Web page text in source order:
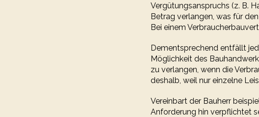
Vergütungsanspruchs (z. B.
Betrag verlangen, was für
Bei einem
Dementsprechend entfällt
Möglichkeit des
zu verlangen, wenn die
deshalb, weil nur einzelne
Vereinbart der Bauherr
Anforderung hin verpflichtet